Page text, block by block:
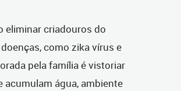
eliminar criadouros do
como zika vírus e
pela família é vistoriar
acumulam água, ambiente